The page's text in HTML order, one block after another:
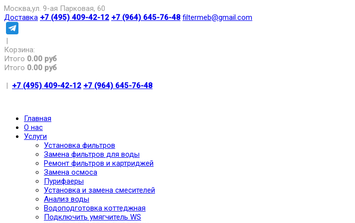
Москва,ул. 9-ая Парковая, 60
Доставка +7 (495) 409-42-12 +7 (964) 645-76-48 filtermeb@gmail.com
|
Корзина:
Итого 0.00 руб
Итого 0.00 руб
| +7 (495) 409-42-12 +7 (964) 645-76-48
Главная
О нас
Услуги
Установка фильтров
Замена фильтров для воды
Ремонт фильтров и картриджей
Замена осмоса
Пурифаеры
Установка и замена смесителей
Анализ воды
Водоподготовка коттеджная
Подключить умягчитель WS